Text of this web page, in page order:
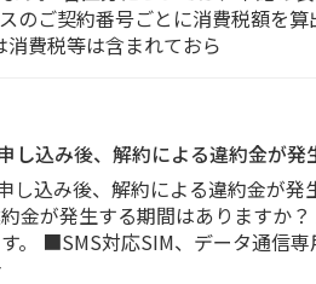
のご契約番号ごとに消費税額を
消費税等は含まれておら
し込み後、解約による違約金が
し込み後、解約による違約金が
金が発生する期間はありますか
。 ■SMS対応SIM、データ通信